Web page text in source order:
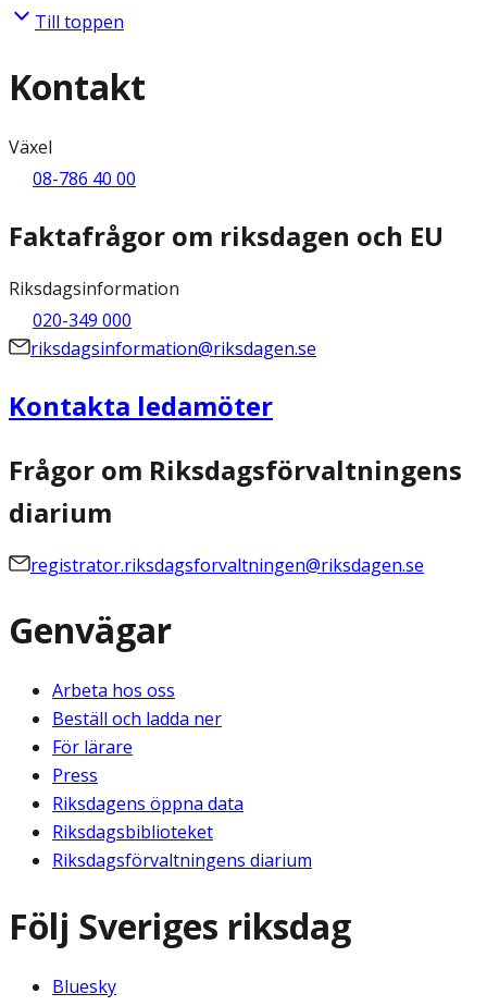
Till toppen
Kontakt
Växel
08-786 40 00
Faktafrågor om riksdagen och EU
Riksdagsinformation
020-349 000
riksdagsinformation@riksdagen.se
Kontakta ledamöter
Frågor om Riksdagsförvaltningens
diarium
registrator.riksdagsforvaltningen@riksdagen.se
Genvägar
Arbeta hos oss
Beställ och ladda ner
För lärare
Press
Riksdagens öppna data
Riksdagsbiblioteket
Riksdagsförvaltningens diarium
Följ Sveriges riksdag
Bluesky